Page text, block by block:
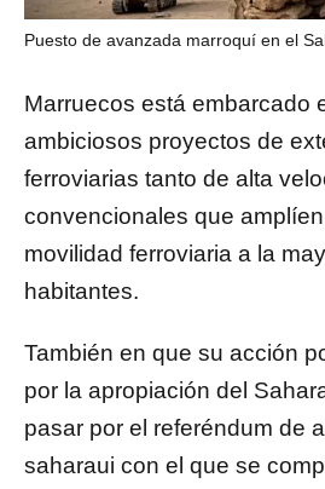
Puesto de avanzada marroquí en el
Marruecos está embarcado
ambiciosos proyectos de
ferroviarias tanto de alta
convencionales que
movilidad ferroviaria a la
habitantes.
También en que su acción
por la apropiación del
pasar por el referéndum de
saharaui con el que se